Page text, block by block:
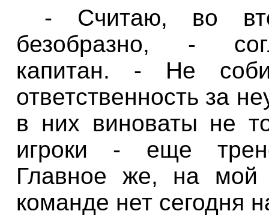
- Считаю, во
безобразно, -
капитан. - Не
ответственность за
в них виноваты не
игроки - еще
Главное же, на мой
команде нет сегодня